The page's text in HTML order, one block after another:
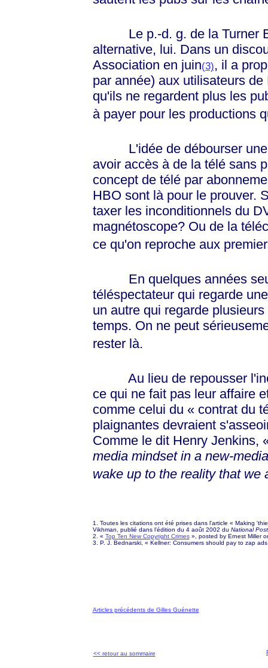
Le p.-d. g. de la Turner
alternative, lui. Dans un
Association en juin(3), il a
par année) aux utilisateurs
qu'ils ne regardent plus les
à payer pour les productions
L'idée de débourser une
avoir accès à de la télé sans
concept de télé par
HBO sont là pour le prouver.
taxer les inconditionnels du
magnétoscope? Ou de la
ce qu'on reproche aux
En quelques années
téléspectateur qui regarde
un autre qui regarde
temps. On ne peut
rester là.
Au lieu de repousser
ce qui ne fait pas leur affaire
comme celui du « contratdu
plaignantes devraient
Comme le dit Henry Jenkins,
media mindset in a new-
wake up to the reality that
1. Toutes les citations ont été prises dans l'article « Making
Vikhman, publié dans l'édition du 4 août 2002 du National Post
2. « Top Ten New Copyright Crimes», posted by Ernest Miller
3. P. J. Bednarski, « Kellner: Consumers should pay to zap
Articles précédents de Gilles Guénette
<< retour au sommaire